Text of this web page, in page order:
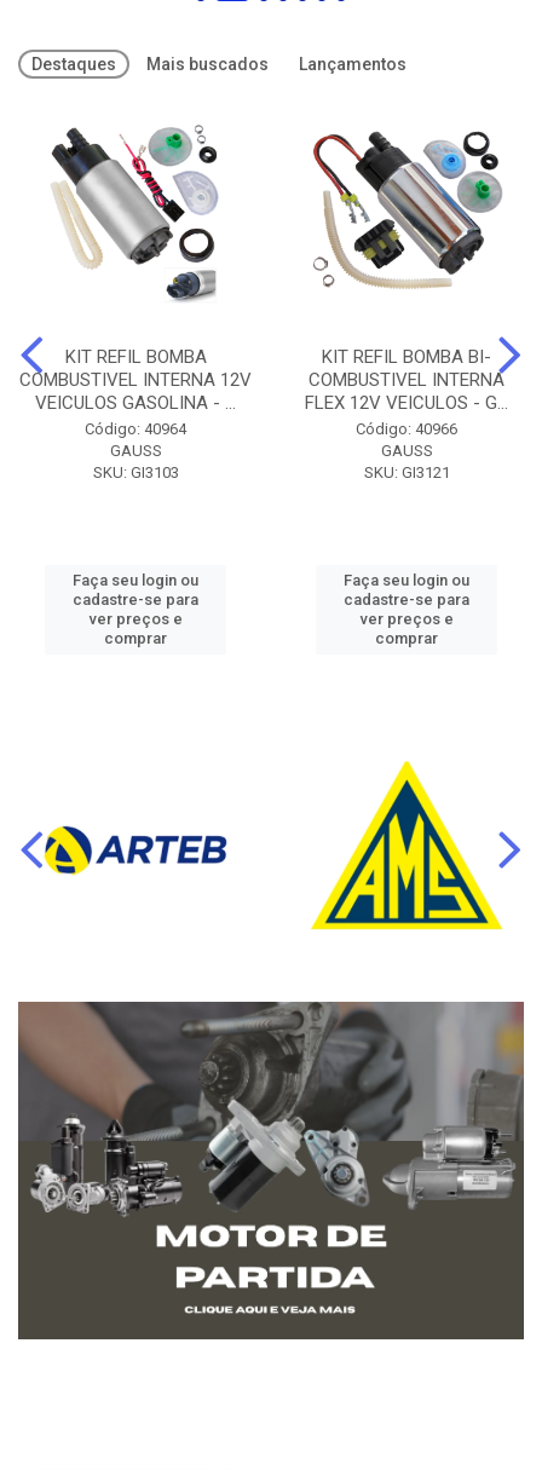
Destaques Mais buscados Lançamentos
KIT REFIL BOMBA
COMBUSTIVEL INTERNA 12V
VEICULOS GASOLINA - ...
Código: 40964
GAUSS
SKU: GI3103
Faça seu login ou
cadastre-se para
ver preços e
comprar
KIT REFIL BOMBA BI-
COMBUSTIVEL INTERNA
FLEX 12V VEICULOS - G...
Código: 40966
GAUSS
SKU: GI3121
Faça seu login ou
cadastre-se para
ver preços e
comprar